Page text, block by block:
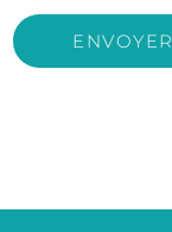
ENVOYER